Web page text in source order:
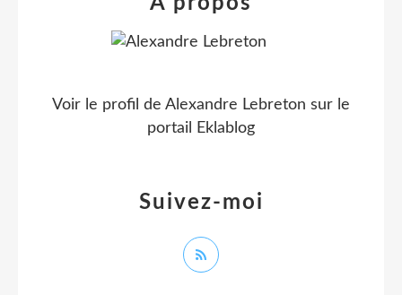
Suivez-moi
Voir le profil de Alexandre Lebreton sur le
portail Eklablog